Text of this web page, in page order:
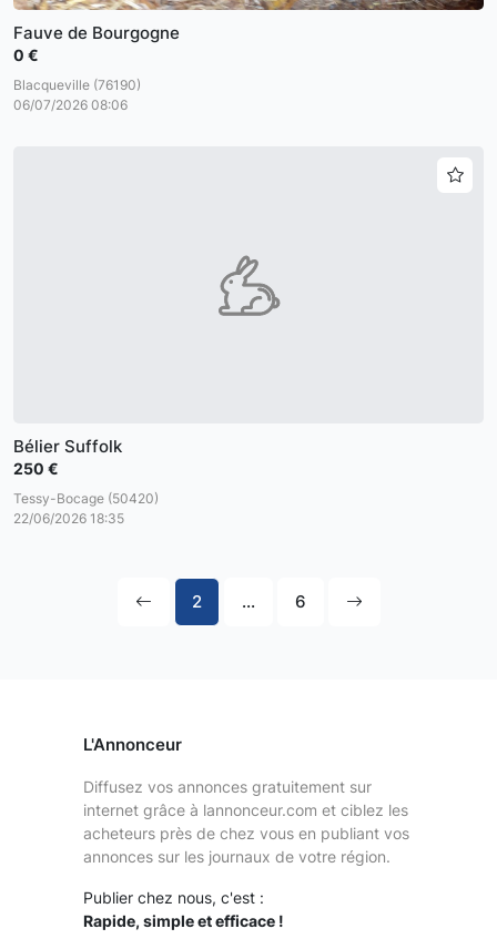
Fauve de Bourgogne
0 €
Blacqueville (76190)
06/07/2026 08:06
Bélier Suffolk
250 €
Tessy-Bocage (50420)
22/06/2026 18:35
2 ... 6
L'Annonceur
Diffusez vos annonces gratuitement sur
internet grâce à lannonceur.com et ciblez les
acheteurs près de chez vous en publiant vos
annonces sur les journaux de votre région.
Publier chez nous, c'est :
Rapide, simple et efficace !